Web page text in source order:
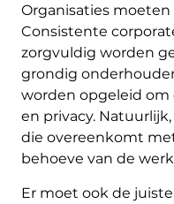
Organisaties
Consistente
zorgvuldig worden
grondig
worden opgeleid om
en privacy.
die overeenkomt
behoeve van de
Er moet ook de